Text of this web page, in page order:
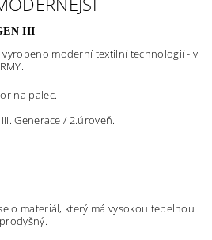
III
moderní textilní technologií - v
na palec.
Generace / 2.úroveň.
o materiál, který má vysokou tepelnou